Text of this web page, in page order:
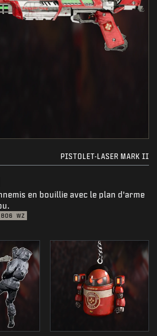
PISTOLET-LASER MARK II
en bouillie avec le plan d'arme
BO6 WZ